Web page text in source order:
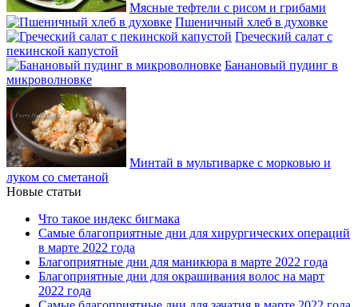
Мясные тефтели с рисом и грибами
Пшеничный хлеб в духовке
Греческий салат с
пекинской капустой
Банановый пудинг в
микроволновке
Минтай в мультиварке с морковью и
луком со сметаной
Новые статьи
Что такое индекс бигмака
Самые благоприятные дни для хирургических операций
в марте 2022 года
Благоприятные дни для маникюра в марте 2022 года
Благоприятные дни для окрашивания волос на март
2022 года